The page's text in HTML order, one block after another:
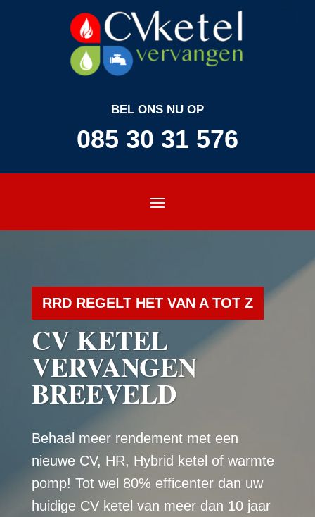
BEL ONS NU OP
085 30 31 576
RRD REGELT HET VAN A TOT Z
CV KETEL
VERVANGEN
BREEVELD
Behaal meer rendement met een
nieuwe CV, HR, Hybrid ketel of warmte
pomp! Tot wel 80% efficenter dan uw
huidige CV ketel van meer dan 10 jaar